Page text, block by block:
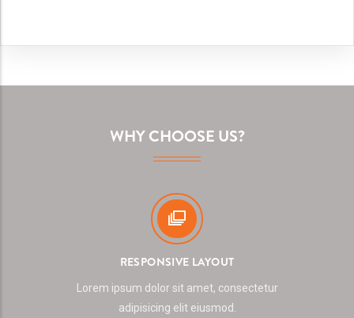
WHY CHOOSE US?
RESPONSIVE LAYOUT
Lorem ipsum dolor sit amet, consectetur
adipisicing elit eiusmod.